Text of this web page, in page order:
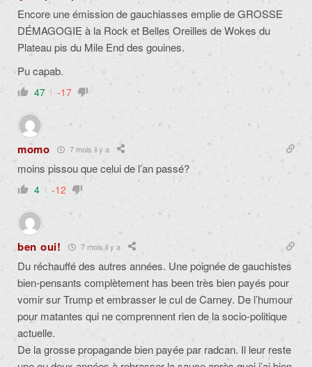
Encore une émission de gauchiasses emplie de GROSSE
DÉMAGOGIE à la Rock et Belles Oreilles de Wokes du
Plateau pis du Mile End des gouines.
Pu capab.
47 -17
momo 7 mois il y a
moins pissou que celui de l’an passé?
4 -12
ben oui! 7 mois il y a
Du réchauffé des autres années. Une poignée de gauchistes
bien-pensants complètement has been très bien payés pour
vomir sur Trump et embrasser le cul de Carney. De l’humour
pour matantes qui ne comprennent rien de la socio-politique
actuelle.
De la grosse propagande bien payée par radcan. Il leur reste